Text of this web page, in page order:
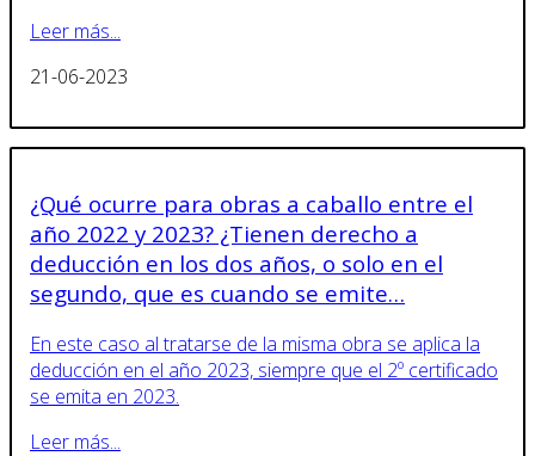
Leer más...
21-06-2023
¿Qué ocurre para obras a caballo entre el
año 2022 y 2023? ¿Tienen derecho a
deducción en los dos años, o solo en el
segundo, que es cuando se emite…
En este caso al tratarse de la misma obra se aplica la
deducción en el año 2023, siempre que el 2º certificado
se emita en 2023.
Leer más...